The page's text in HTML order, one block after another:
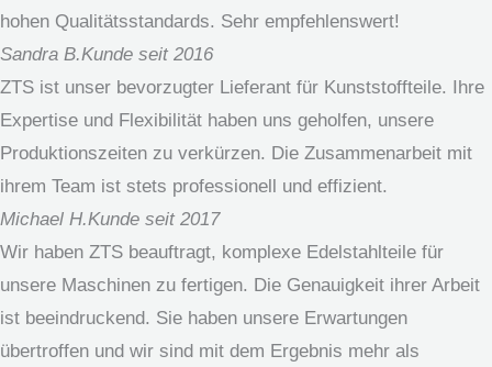
hohen Qualitätsstandards. Sehr empfehlenswert!
Sandra B.Kunde seit 2016
ZTS ist unser bevorzugter Lieferant für Kunststoffteile. Ihre
Expertise und Flexibilität haben uns geholfen, unsere
Produktionszeiten zu verkürzen. Die Zusammenarbeit mit
ihrem Team ist stets professionell und effizient.
Michael H.Kunde seit 2017
Wir haben ZTS beauftragt, komplexe Edelstahlteile für
unsere Maschinen zu fertigen. Die Genauigkeit ihrer Arbeit
ist beeindruckend. Sie haben unsere Erwartungen
übertroffen und wir sind mit dem Ergebnis mehr als